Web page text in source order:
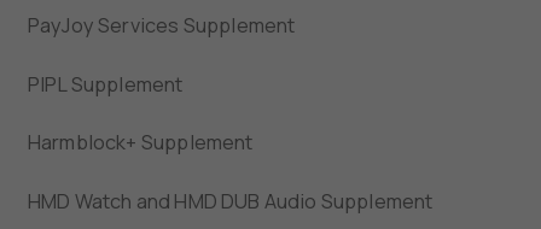
PayJoy Services Supplement
PIPL Supplement
Harmblock+ Supplement
HMD Watch and HMD DUB Audio Supplement